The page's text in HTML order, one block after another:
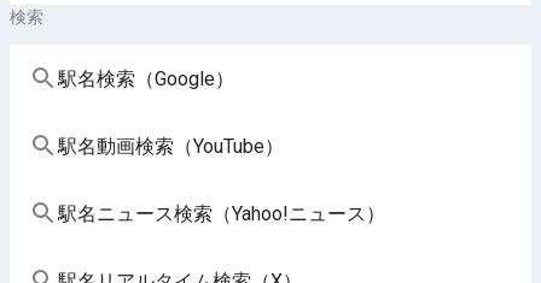
検索
駅名検索（Google）
駅名動画検索（YouTube）
駅名ニュース検索（Yahoo!ニュース）